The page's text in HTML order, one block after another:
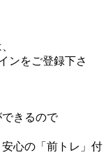
ンをご登録下さ
きるので
心の「前トレ」付